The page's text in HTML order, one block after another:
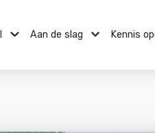
Aan de slag Kennis